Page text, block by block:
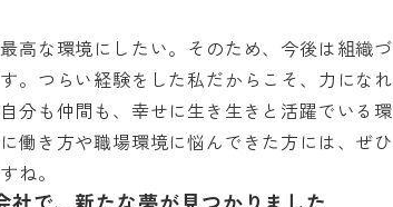
高な環境にしたい。そのため、今後は組織づ
。つらい経験をした私だからこそ、力になれ
分も仲間も、幸せに生き生きと活躍でいる環
働き方や職場環境に悩んできた方には、ぜひ
ね。